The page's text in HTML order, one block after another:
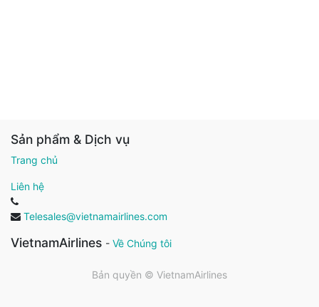
Sản phẩm & Dịch vụ
Trang chủ
Liên hệ
Telesales@vietnamairlines.com
VietnamAirlines - Về Chúng tôi
Bản quyền © VietnamAirlines